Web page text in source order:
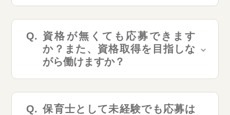
資格が無くても応募できます
か？また、資格取得を目指しな
がら働けますか？
保育士として未経験でも応募は